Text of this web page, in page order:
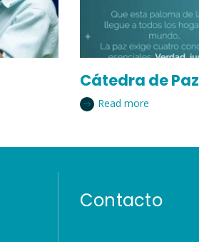
Cátedra de Paz
Read more
Contacto